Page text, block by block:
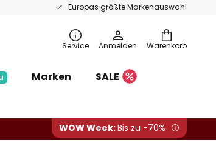
Europas größte Markenauswahl
Warenkorb
Service Anmelden
Marken
SALE
WOW Week:Bis zu -70%